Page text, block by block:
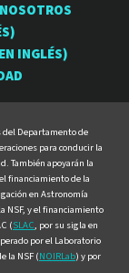
Rubin
en
INGLÉS)
del Departamento de
para conducir la
También apoyarán la
financiamiento de la
en Astronomía
NSF, y el financiamiento
(SLAC, por su sigla en
por el Laboratorio
la NSF (NOIRLab) y por